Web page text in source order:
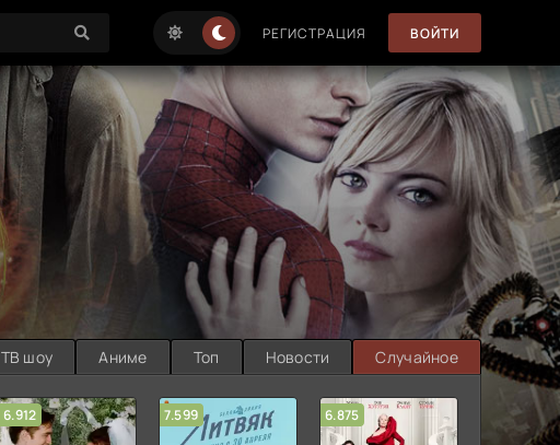
РЕГИСТРАЦИЯ ВОЙТИ
ТВ шоу Аниме Топ Новости Случайное
6.912 7.599 6.875 6.314